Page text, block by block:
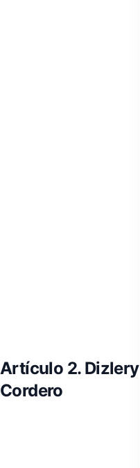
Artículo 2. Dizlery
Cordero